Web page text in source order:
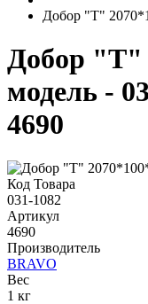
Добор "Т"
Добор "Т"
модель -
4690
Код Товара
031-1082
Артикул
4690
Производитель
BRAVO
Вес
1 кг